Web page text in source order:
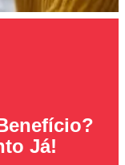
Já!